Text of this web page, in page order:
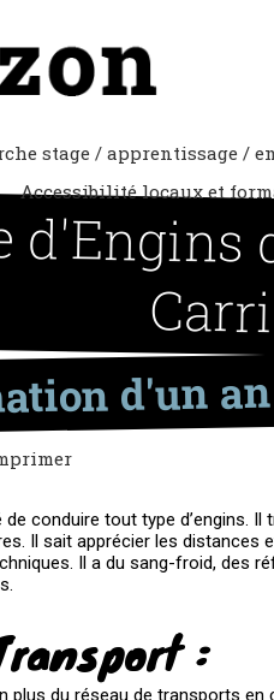
stage / apprentissage /
Accessibilité locaux et
d'Engins
d'un
conduire tout type d’engins.
Il sait apprécier les distances
Il a du sang-froid, des
:
plus du réseau de transports en